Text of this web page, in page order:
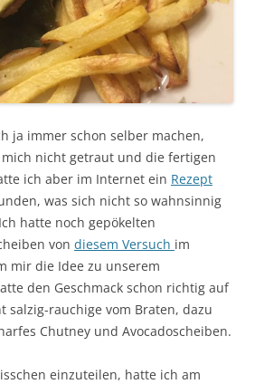
ja immer schon selber machen,
nicht getraut und die fertigen
ich aber im Internet ein Rezept
was sich nicht so wahnsinnig
hatte noch gepökelten
von diesem Versuch im
mir die Idee zu unserem
den Geschmack schon richtig auf
salzig-rauchige vom Braten, dazu
Chutney und Avocadoscheiben.
einzuteilen, hatte ich am